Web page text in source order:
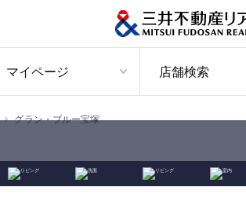
マイページ 店舗検索
グラン・ブルー宝塚